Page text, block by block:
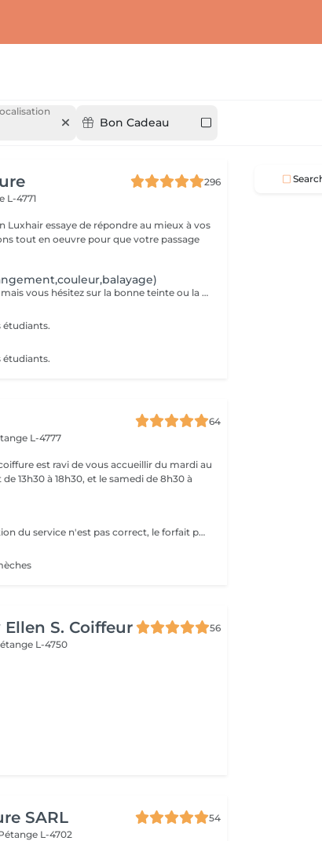
Bon Cadeau
296
L-4771
Luxhair essaye de répondre au mieux à vos
Envie de changement mais vous hésitez sur la bonne teinte ou la bonne technique ? Le diagnostic couleur est là pour ça Lors de ce rendez-vous, nous prenons le temps d'analyser : Votre base naturelle L'état et l'historique de vos cheveux Vos envies (luminosité, reflets, intensité, entretien, etc.) Ensemble, nous définissons la technique la plus adaptée : balayage, patine, coloration complète ou transformation plus audacieuse. Le montant du diagnostic est entièrement déduit le jour de la prestation, si vous décidez de réaliser votre changement avec nous. Parce qu'un résultat sublime commence toujours par un diagnostic sur mesure.
étudiants.
étudiants.
64
L-4777
est ravi de vous accueillir du mardi au
13h30 à 18h30, et le samedi de 8h30 à
Attention,si la description du service n'est pas correct, le forfait pourra ne pas être exécutée en entier,néanmoins la meilleure solution sera adaptée, ainsi que la différence de prix appliquée sur place. Le prix sera adaptée en supplément - à la difficulté - au supplément de produits - d'autres nécessaires techniques
S. Coiffeur
56
L-4750
SARL
54
L-4702